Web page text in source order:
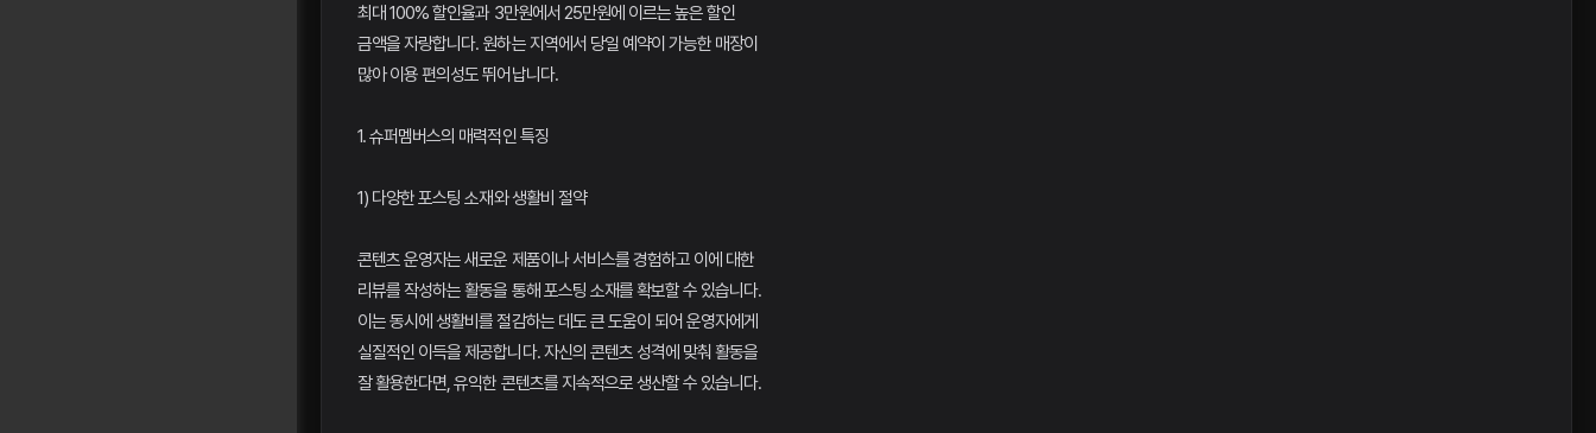
최대 100% 할인율과 3만원에서 25만원에 이르는 높은 할인
금액을 자랑합니다. 원하는 지역에서 당일 예약이 가능한 매장이
많아 이용 편의성도 뛰어납니다.
1. 슈퍼멤버스의 매력적인 특징
1) 다양한 포스팅 소재와 생활비 절약
콘텐츠 운영자는 새로운 제품이나 서비스를 경험하고 이에 대한
리뷰를 작성하는 활동을 통해 포스팅 소재를 확보할 수 있습니다.
이는 동시에 생활비를 절감하는 데도 큰 도움이 되어 운영자에게
실질적인 이득을 제공합니다. 자신의 콘텐츠 성격에 맞춰 활동을
잘 활용한다면, 유익한 콘텐츠를 지속적으로 생산할 수 있습니다.